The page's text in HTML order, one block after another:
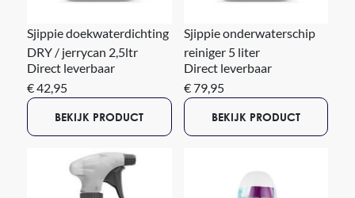
Sjippie doekwaterdichting
DRY / jerrycan 2,5ltr
Direct leverbaar
€ 42,95
BEKIJK PRODUCT
Sjippie onderwaterschip
reiniger 5 liter
Direct leverbaar
€ 79,95
BEKIJK PRODUCT